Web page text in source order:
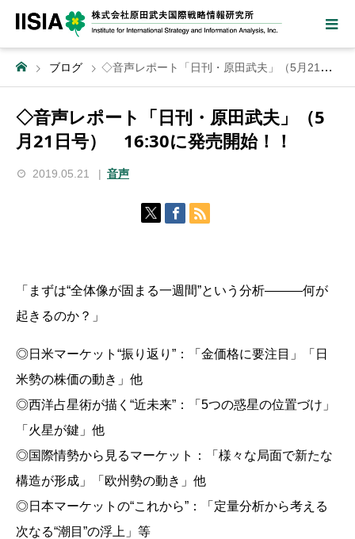
ブログ ◇音声レポート「日刊・原田武夫」（5月21日号） 16:30に発売開始！！
◇音声レポート「日刊・原田武夫」（5
月21日号） 16:30に発売開始！！
2019.05.21 音声
「まずは“全体像が固まる一週間”という分析―――何が
起きるのか？」
◎日米マーケット“振り返り”：「金価格に要注目」「日
米勢の株価の動き」他
◎西洋占星術が描く“近未来”：「5つの惑星の位置づけ」
「火星が鍵」他
◎国際情勢から見るマーケット：「様々な局面で新たな
構造が形成」「欧州勢の動き」他
◎日本マーケットの“これから”：「定量分析から考える
次なる“潮目”の浮上」等